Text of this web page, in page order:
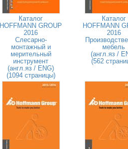
Каталог
HOFFMANN GROUP
2016
Слесарно-
монтажный и
мерительный
инструмент
(англ.яз / ENG)
(1094 страницы)
Каталог
HOFFMANN
2016
мебель
(англ.яз /
(562